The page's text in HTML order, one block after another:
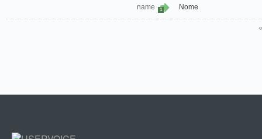
name 1 Nome